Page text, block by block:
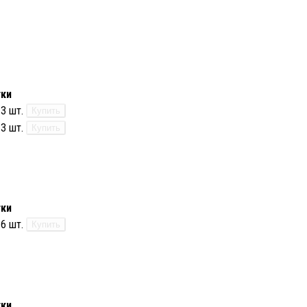
3 шт. Купить
3 шт. Купить
6 шт. Купить